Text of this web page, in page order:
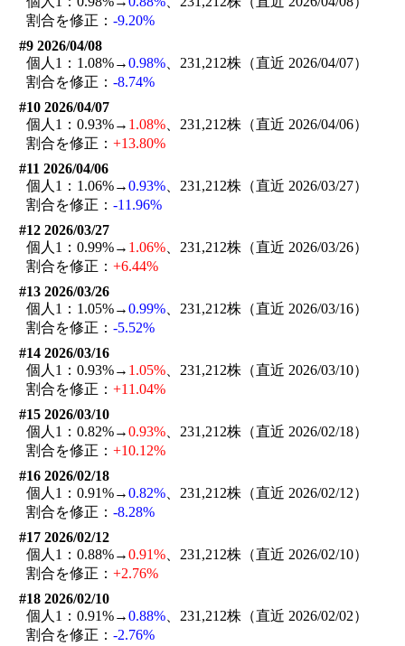
割合を修正：-9.20%
#9 2026/04/08
個人1：1.08%→0.98% 、231,212株（直近 2026/04/07）
割合を修正：-8.74%
#10 2026/04/07
個人1：0.93%→ 1.08% 、231,212株（直近 2026/04/06）
割合を修正：+13.80%
#11 2026/04/06
個人1：1.06%→0.93% 、231,212株（直近 2026/03/27）
割合を修正：-11.96%
#12 2026/03/27
個人1：0.99%→ 1.06% 、231,212株（直近 2026/03/26）
割合を修正：+6.44%
#13 2026/03/26
個人1：1.05%→0.99% 、231,212株（直近 2026/03/16）
割合を修正：-5.52%
#14 2026/03/16
個人1：0.93%→ 1.05% 、231,212株（直近 2026/03/10）
割合を修正：+11.04%
#15 2026/03/10
個人1：0.82%→0.93% 、231,212株（直近 2026/02/18）
割合を修正：+10.12%
#16 2026/02/18
個人1：0.91%→0.82% 、231,212株（直近 2026/02/12）
割合を修正：-8.28%
#17 2026/02/12
個人1：0.88%→0.91% 、231,212株（直近 2026/02/10）
割合を修正：+2.76%
#18 2026/02/10
個人1：0.91%→0.88% 、231,212株（直近 2026/02/02）
割合を修正：-2.76%